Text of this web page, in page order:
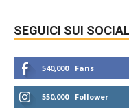
SEGUICI SUI SOCIAL
540,000 Fans
550,000 Follower